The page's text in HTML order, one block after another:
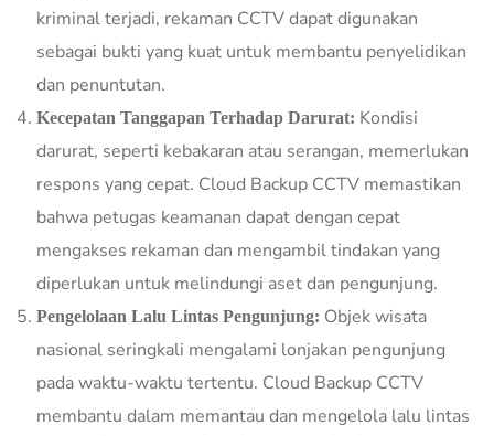
kriminal terjadi, rekaman CCTV dapat digunakan
sebagai bukti yang kuat untuk membantu penyelidikan
dan penuntutan.
Kecepatan Tanggapan Terhadap Darurat: Kondisi
darurat, seperti kebakaran atau serangan, memerlukan
respons yang cepat. Cloud Backup CCTV memastikan
bahwa petugas keamanan dapat dengan cepat
mengakses rekaman dan mengambil tindakan yang
diperlukan untuk melindungi aset dan pengunjung.
Pengelolaan Lalu Lintas Pengunjung: Objek wisata
nasional seringkali mengalami lonjakan pengunjung
pada waktu-waktu tertentu. Cloud Backup CCTV
membantu dalam memantau dan mengelola lalu lintas